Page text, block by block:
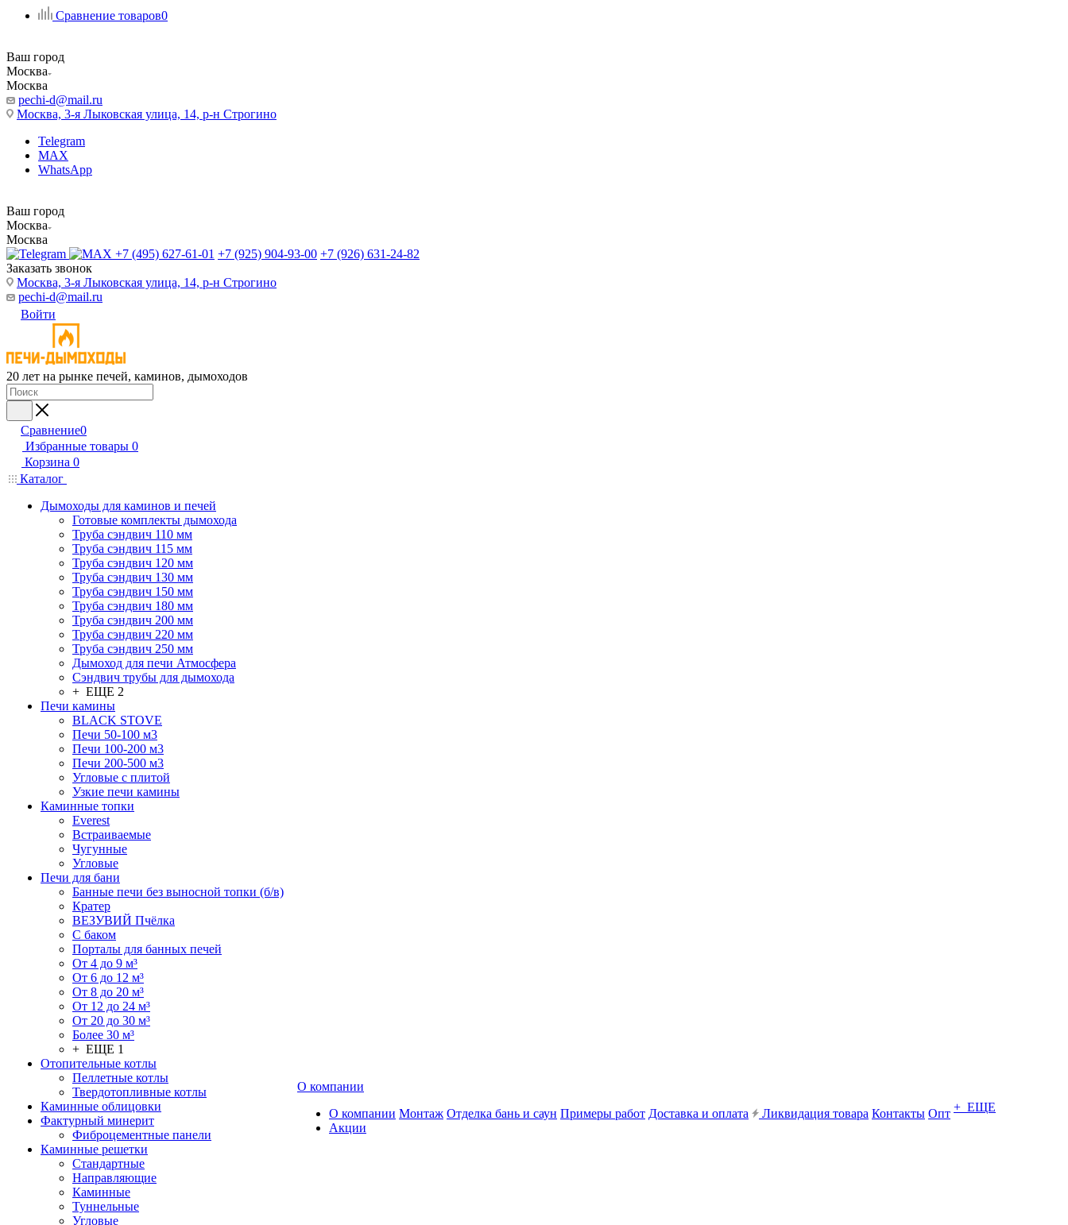
Сравнение товаров0
Ваш город
Москва
Москва
pechi-d@mail.ru
Москва, 3-я Лыковская улица, 14, р-н Строгино
Telegram
MAX
WhatsApp
Ваш город
Москва
Москва
+7 (495) 627-61-01 +7 (925) 904-93-00 +7 (926) 631-24-82
Заказать звонок
Москва, 3-я Лыковская улица, 14, р-н Строгино
pechi-d@mail.ru
Войти
20 лет на рынке печей, каминов, дымоходов
Сравнение0
Избранные товары 0
Корзина 0
Каталог
Дымоходы для каминов и печей
Готовые комплекты дымохода
Труба сэндвич 110 мм
Труба сэндвич 115 мм
Труба сэндвич 120 мм
Труба сэндвич 130 мм
Труба сэндвич 150 мм
Труба сэндвич 180 мм
Труба сэндвич 200 мм
Труба сэндвич 220 мм
Труба сэндвич 250 мм
Дымоход для печи Атмосфера
Сэндвич трубы для дымохода
+ ЕЩЕ 2
Печи камины
BLACK STOVE
Печи 50-100 м3
Печи 100-200 м3
Печи 200-500 м3
Угловые с плитой
Узкие печи камины
Каминные топки
Everest
Встраиваемые
Чугунные
Угловые
Печи для бани
Банные печи без выносной топки (б/в)
Кратер
ВЕЗУВИЙ Пчёлка
С баком
Порталы для банных печей
От 4 до 9 м³
От 6 до 12 м³
От 8 до 20 м³
От 12 до 24 м³
От 20 до 30 м³
Более 30 м³
+ ЕЩЕ 1
Отопительные котлы
Пеллетные котлы
Твердотопливные котлы
Каминные облицовки
Фактурный минерит
Фиброцементные панели
Каминные решетки
Стандартные
Направляющие
Каминные
Туннельные
Угловые
О компании
О компании
Акции
Монтаж Отделка бань и саун Примеры работ Доставка и оплата Ликвидация товара Контакты Опт + ЕЩЕ